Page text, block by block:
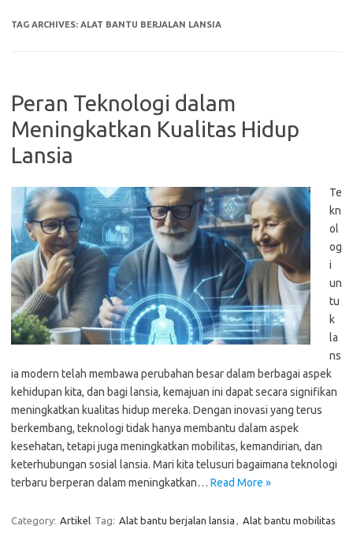
TAG ARCHIVES: ALAT BANTU BERJALAN LANSIA
Peran Teknologi dalam
Meningkatkan Kualitas Hidup
Lansia
Te
kn
ol
og
i
un
tu
k
la
ns
ia modern telah membawa perubahan besar dalam berbagai aspek
kehidupan kita, dan bagi lansia, kemajuan ini dapat secara signifikan
meningkatkan kualitas hidup mereka. Dengan inovasi yang terus
berkembang, teknologi tidak hanya membantu dalam aspek
kesehatan, tetapi juga meningkatkan mobilitas, kemandirian, dan
keterhubungan sosial lansia. Mari kita telusuri bagaimana teknologi
terbaru berperan dalam meningkatkan… Read More »
Category: Artikel Tag: Alat bantu berjalan lansia , Alat bantu mobilitas